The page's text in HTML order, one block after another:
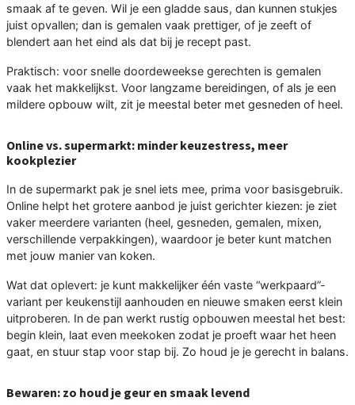
smaak af te geven. Wil je een gladde saus, dan kunnen stukjes
juist opvallen; dan is gemalen vaak prettiger, of je zeeft of
blendert aan het eind als dat bij je recept past.
Praktisch: voor snelle doordeweekse gerechten is gemalen
vaak het makkelijkst. Voor langzame bereidingen, of als je een
mildere opbouw wilt, zit je meestal beter met gesneden of heel.
Online vs. supermarkt: minder keuzestress, meer
kookplezier
In de supermarkt pak je snel iets mee, prima voor basisgebruik.
Online helpt het grotere aanbod je juist gerichter kiezen: je ziet
vaker meerdere varianten (heel, gesneden, gemalen, mixen,
verschillende verpakkingen), waardoor je beter kunt matchen
met jouw manier van koken.
Wat dat oplevert: je kunt makkelijker één vaste “werkpaard”-
variant per keukenstijl aanhouden en nieuwe smaken eerst klein
uitproberen. In de pan werkt rustig opbouwen meestal het best:
begin klein, laat even meekoken zodat je proeft waar het heen
gaat, en stuur stap voor stap bij. Zo houd je je gerecht in balans.
Bewaren: zo houd je geur en smaak levend